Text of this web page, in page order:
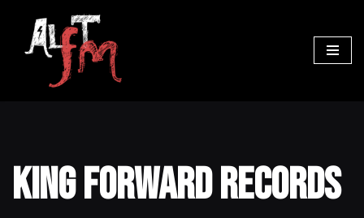
King Forward Records